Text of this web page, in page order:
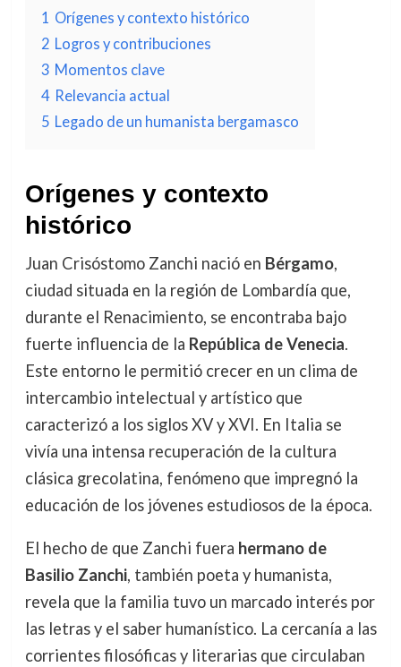
1 Orígenes y contexto histórico
2 Logros y contribuciones
3 Momentos clave
4 Relevancia actual
5 Legado de un humanista bergamasco
Orígenes y contexto
histórico
Juan Crisóstomo Zanchi nació en Bérgamo,
ciudad situada en la región de Lombardía que,
durante el Renacimiento, se encontraba bajo
fuerte influencia de la República de Venecia.
Este entorno le permitió crecer en un clima de
intercambio intelectual y artístico que
caracterizó a los siglos XV y XVI. En Italia se
vivía una intensa recuperación de la cultura
clásica grecolatina, fenómeno que impregnó la
educación de los jóvenes estudiosos de la época.
El hecho de que Zanchi fuera hermano de
Basilio Zanchi, también poeta y humanista,
revela que la familia tuvo un marcado interés por
las letras y el saber humanístico. La cercanía a las
corrientes filosóficas y literarias que circulaban